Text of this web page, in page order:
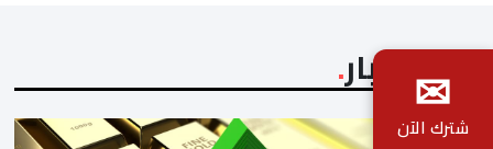
آخر الأخبار
✉
شترك الآن